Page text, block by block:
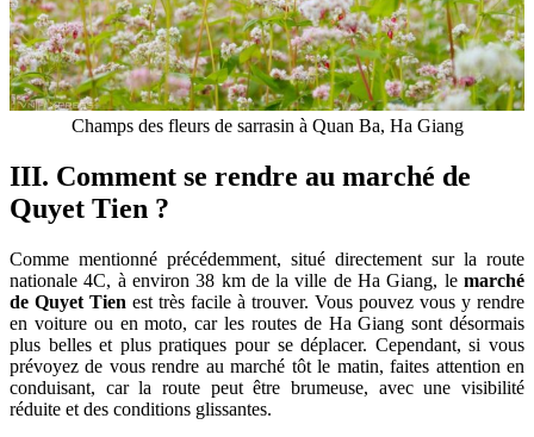
Champs des fleurs de sarrasin à Quan Ba, Ha Giang
III. Comment se rendre au marché de
Quyet Tien ?
Comme mentionné précédemment, situé directement sur la route
nationale 4C, à environ 38 km de la ville de Ha Giang, le marché
de Quyet Tien est très facile à trouver. Vous pouvez vous y rendre
en voiture ou en moto, car les routes de Ha Giang sont désormais
plus belles et plus pratiques pour se déplacer. Cependant, si vous
prévoyez de vous rendre au marché tôt le matin, faites attention en
conduisant, car la route peut être brumeuse, avec une visibilité
réduite et des conditions glissantes.